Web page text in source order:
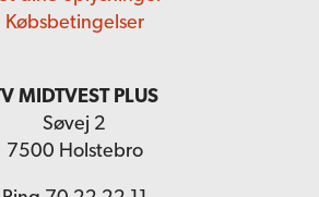
Købsbetingelser
MIDTVEST PLUS
Søvej 2
7500 Holstebro